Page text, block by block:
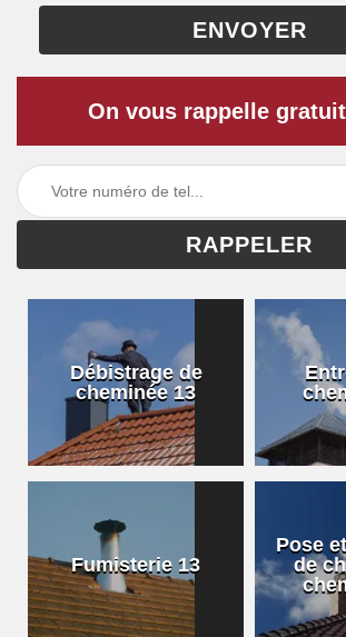
On vous rappelle
Débistrage de
cheminée 13
Fumisterie 13
Pose
de